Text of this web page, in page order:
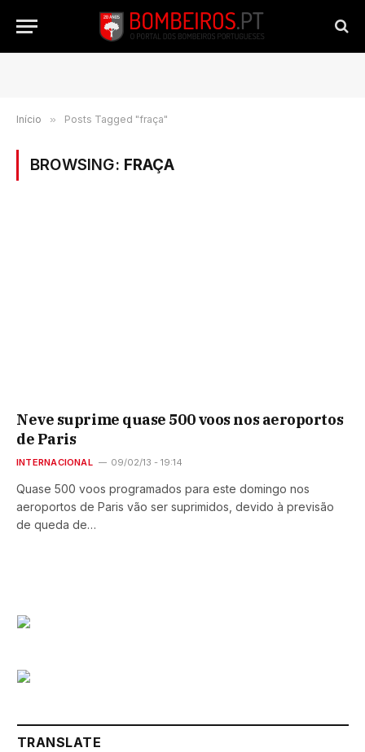
Início » Posts Tagged "fraça"
BROWSING: FRAÇA
Neve suprime quase 500 voos nos aeroportos
de Paris
INTERNACIONAL 09/02/13 - 19:14
Quase 500 voos programados para este domingo nos
aeroportos de Paris vão ser suprimidos, devido à previsão
de queda de…
TRANSLATE